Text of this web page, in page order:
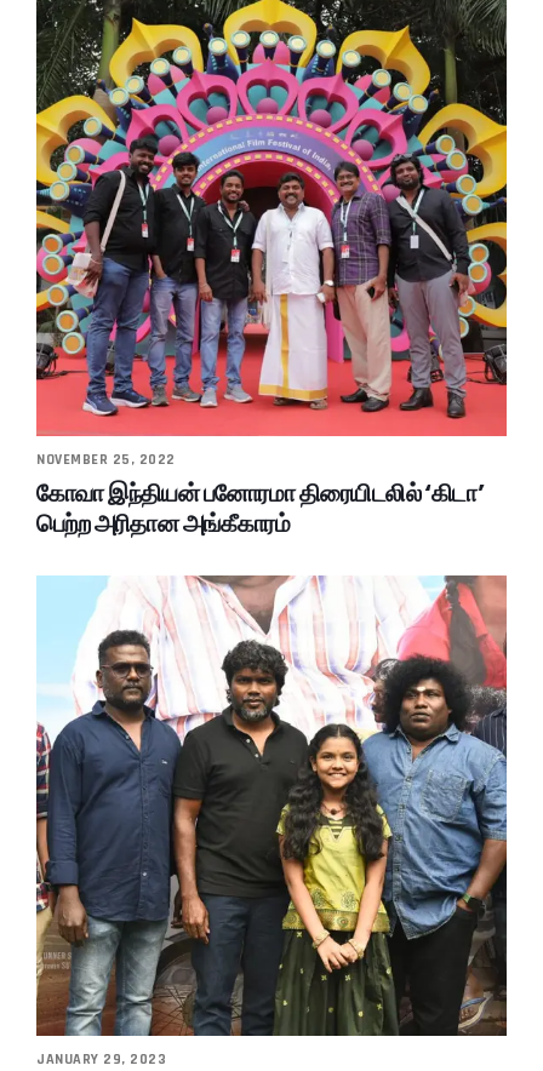
NOVEMBER 25, 2022
கோவா இந்தியன் பனோரமா திரையிடலில் ‘கிடா’
பெற்ற அரிதான அங்கீகாரம்
JANUARY 29, 2023